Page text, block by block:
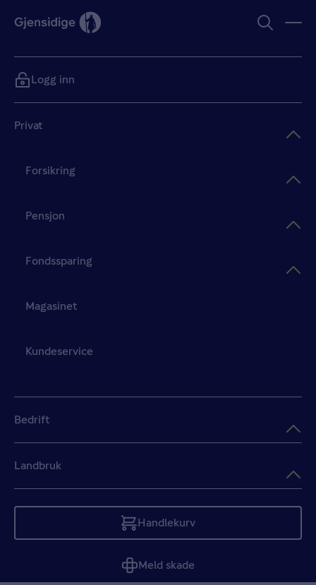
Privat
Forsikring
Pensjon
Fondssparing
Magasinet
Kundeservice
Bedrift
Landbruk
Handlekurv
Tom
Meld skade
Logg inn